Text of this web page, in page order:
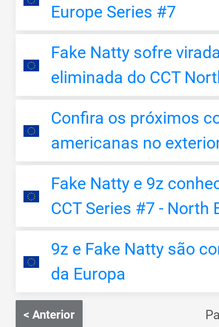
Europe Series #7
Fake Natty sofre
eliminada do CCT
Confira os próximos
americanas no
Fake Natty e 9z
CCT Series #7 - North
9z e Fake Natty são
da Europa
< Anterior